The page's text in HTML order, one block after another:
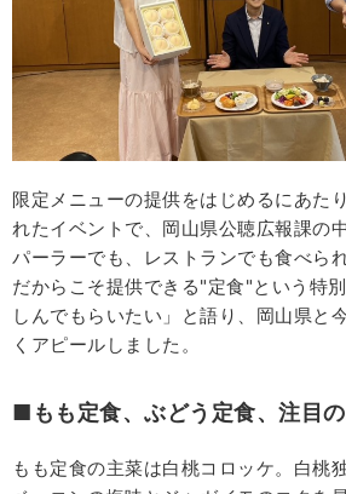
限定メニューの提供をはじめるにあた
れたイベントで、岡山県公聴広報課の
パーラーでも、レストランでも食べら
だからこそ提供できる"定食"という特
しんでもらいたい」と語り、岡山県と
くアピールしました。
■もも定食、ぶどう定食、注目
もも定食の主菜は白桃コロッケ。白桃